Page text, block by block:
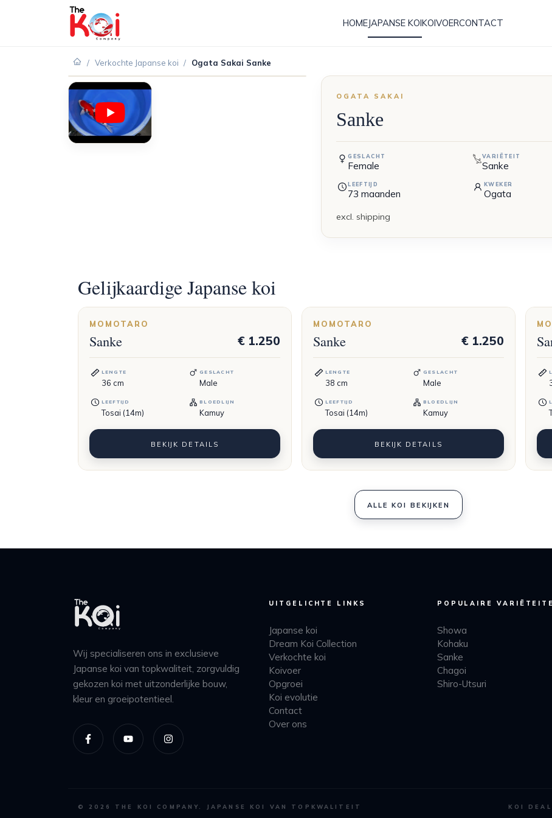
HOMEJAPANSE KOIKOIVOERCONTACT
/ Verkochte Japanse koi / Ogata Sakai Sanke
VERKOCHT OGATA SAKAI
Sanke
GESLACHT
Female
VARIËTEIT
Sanke
LEEFTIJD
73 maanden
KWEKER
Ogata
excl. shipping
Gelijkaardige Japanse koi
MOMOTARO
Sanke € 1.250
LENGTE
36 cm
GESLACHT
Male
LEEFTIJD
Tosai (14m)
BLOEDLIJN
Kamuy
BEKIJK DETAILS
MOMOTARO
Sanke € 1.250
LENGTE
38 cm
GESLACHT
Male
LEEFTIJD
Tosai (14m)
BLOEDLIJN
Kamuy
BEKIJK DETAILS
ALLE KOI BEKIJKEN
Wij specialiseren ons in exclusieve
Japanse koi van topkwaliteit, zorgvuldig
gekozen koi met uitzonderlijke bouw,
kleur en groeipotentieel.
UITGELICHTE LINKS
Japanse koi
Dream Koi Collection
Verkochte koi
Koivoer
Opgroei
Koi evolutie
Contact
Over ons
POPULAIRE
Showa
Kohaku
Sanke
Chagoi
Shiro-Utsuri
© 2026 THE KOI COMPANY. JAPANSE KOI VAN TOPKWALITEIT KOI